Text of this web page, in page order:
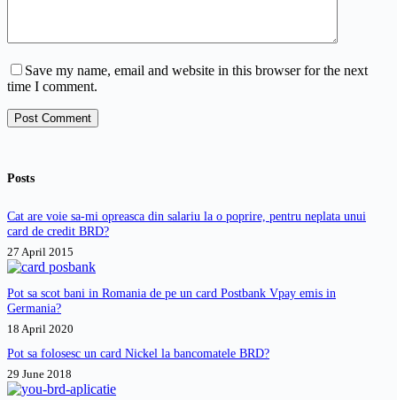
Save my name, email and website in this browser for the next
time I comment.
Post Comment
Posts
Cat are voie sa-mi opreasca din salariu la o poprire, pentru neplata unui
card de credit BRD?
27 April 2015
Pot sa scot bani in Romania de pe un card Postbank Vpay emis in
Germania?
18 April 2020
Pot sa folosesc un card Nickel la bancomatele BRD?
29 June 2018